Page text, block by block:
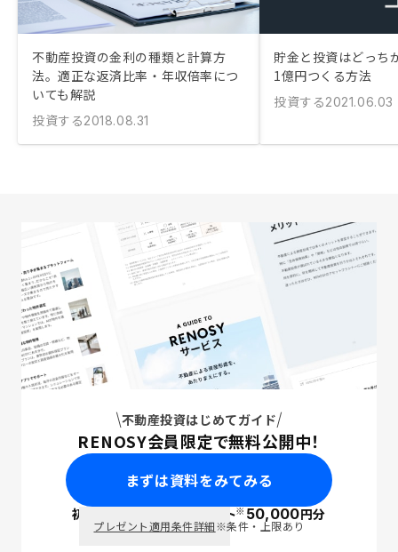
不動産投資の金利の種類と計算方
法。適正な返済比率・年収倍率につ
いても解説
投資する2018.08.31
貯金と投資はどっち
1億円つくる方法
投資する2021.06.03
不動産投資はじめてガイド
RENOSY会員限定で無料公開中！
まずは資料をみてみる
初回面談で ポイント※50,000円分
プレゼント適用条件詳細※条件・上限あり